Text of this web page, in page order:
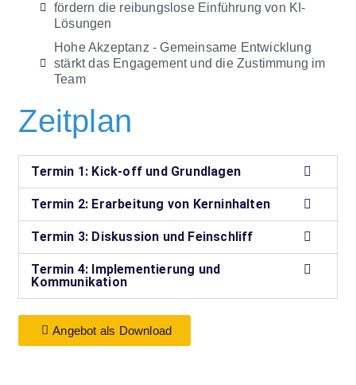
fördern die reibungslose Einführung von KI-
Lösungen
Hohe Akzeptanz - Gemeinsame Entwicklung
stärkt das Engagement und die Zustimmung im
Team
Zeitplan
Termin 1: Kick-off und Grundlagen
Termin 2: Erarbeitung von Kerninhalten
Termin 3: Diskussion und Feinschliff
Termin 4: Implementierung und
Kommunikation
Angebot als Download